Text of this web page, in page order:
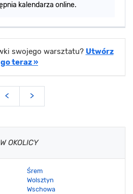
kalendarza online.
swojego warsztatu? Utwórz
go teraz »
< >
W OKOLICY
Śrem
Wolsztyn
Wschowa